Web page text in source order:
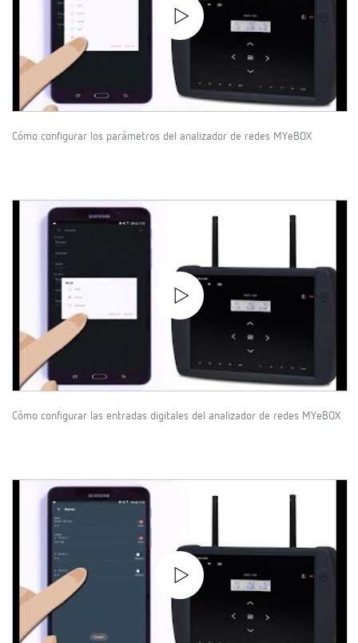
Cómo configurar los parámetros del analizador de redes MYeBOX
Cómo configurar las entradas digitales del analizador de redes MYeBOX